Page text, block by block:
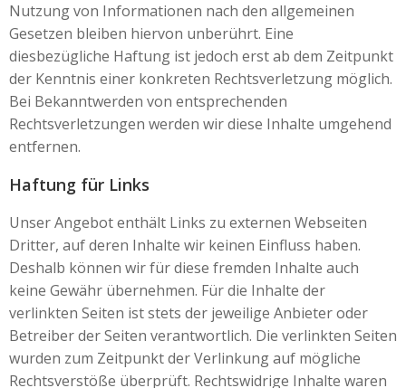
Nutzung von Informationen nach den allgemeinen
Gesetzen bleiben hiervon unberührt. Eine
diesbezügliche Haftung ist jedoch erst ab dem Zeitpunkt
der Kenntnis einer konkreten Rechtsverletzung möglich.
Bei Bekanntwerden von entsprechenden
Rechtsverletzungen werden wir diese Inhalte umgehend
entfernen.
Haftung für Links
Unser Angebot enthält Links zu externen Webseiten
Dritter, auf deren Inhalte wir keinen Einfluss haben.
Deshalb können wir für diese fremden Inhalte auch
keine Gewähr übernehmen. Für die Inhalte der
verlinkten Seiten ist stets der jeweilige Anbieter oder
Betreiber der Seiten verantwortlich. Die verlinkten Seiten
wurden zum Zeitpunkt der Verlinkung auf mögliche
Rechtsverstöße überprüft. Rechtswidrige Inhalte waren